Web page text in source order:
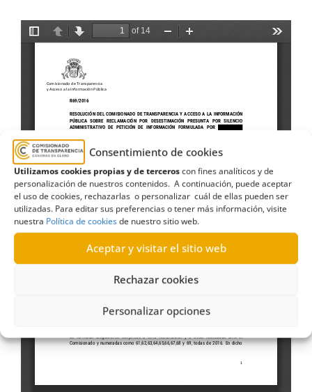
Consentimiento de cookies
Utilizamos cookies propias y de terceroscon fines analíticos y de
personalización de nuestros contenidos. A continuación, puede aceptar
el uso de cookies, rechazarlas o personalizar cuál de ellas pueden ser
utilizadas. Para editar sus preferencias o tener más información, visite
nuestra Política de cookiesde nuestro sitio web.
Aceptar y visitar el sitio web
Rechazar cookies
Personalizar opciones